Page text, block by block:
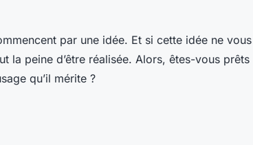
par une idée. Et si cette idée ne vous
la peine d’être réalisée. Alors, êtes-vous prêts
qu’il mérite ?